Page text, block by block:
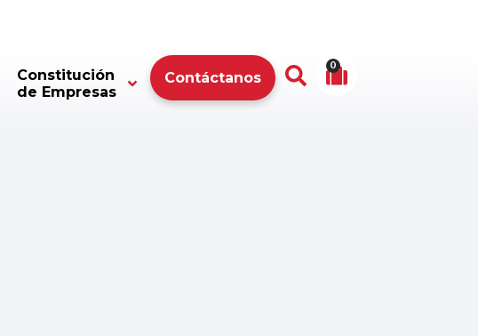
Constitución
de Empresas
Contáctanos
0